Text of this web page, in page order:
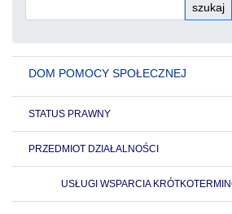
szukaj
DOM POMOCY SPOŁECZNEJ
STATUS PRAWNY
PRZEDMIOT DZIAŁALNOŚCI
USŁUGI WSPARCIA